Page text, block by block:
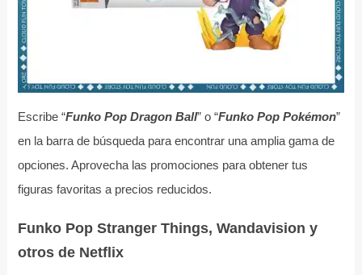
Escribe “Funko Pop Dragon Ball” o “Funko Pop Pokémon”
en la barra de búsqueda para encontrar una amplia gama de
opciones. Aprovecha las promociones para obtener tus
figuras favoritas a precios reducidos.
Funko Pop Stranger Things, Wandavision y
otros de Netflix